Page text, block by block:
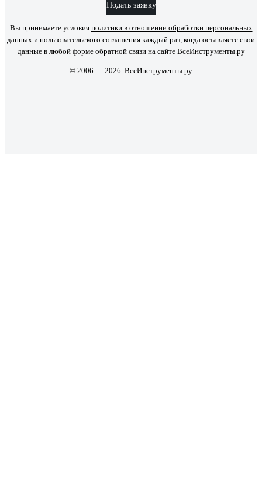
Подать заявку
Вы принимаете условия политики в отношении обработки персональных
данных и пользовательского соглашения каждый раз, когда оставляете свои
данные в любой форме обратной связи на сайте ВсеИнструменты.ру
© 2006 — 2026. ВсеИнструменты.ру